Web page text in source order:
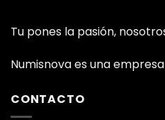
Tu pones la pasión,
Numisnova es una
CONTACTO